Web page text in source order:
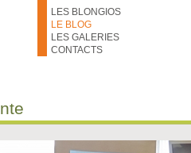
LES BLONGIOS
LE BLOG
LES GALERIES
CONTACTS